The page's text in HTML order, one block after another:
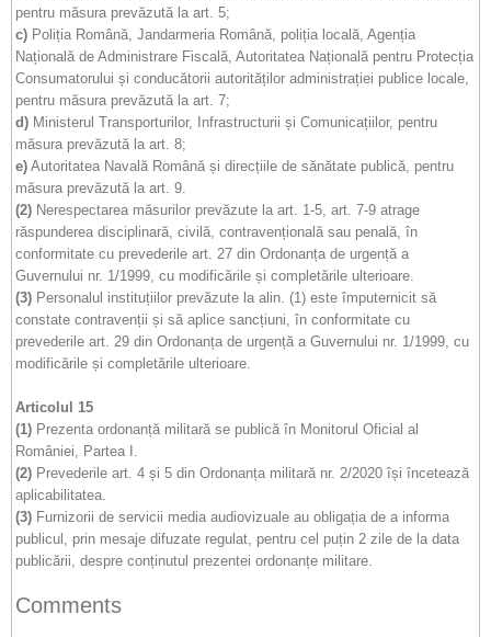
pentru măsura prevăzută la art. 5;
c) Poliția Română, Jandarmeria Română, poliția locală, Agenția
Națională de Administrare Fiscală, Autoritatea Națională pentru Protecția
Consumatorului și conducătorii autorităților administrației publice locale,
pentru măsura prevăzută la art. 7;
d) Ministerul Transporturilor, Infrastructurii și Comunicațiilor, pentru
măsura prevăzută la art. 8;
e) Autoritatea Navală Română și direcțiile de sănătate publică, pentru
măsura prevăzută la art. 9.
(2) Nerespectarea măsurilor prevăzute la art. 1-5, art. 7-9 atrage
răspunderea disciplinară, civilă, contravențională sau penală, în
conformitate cu prevederile art. 27 din Ordonanța de urgență a
Guvernului nr. 1/1999, cu modificările și completările ulterioare.
(3) Personalul instituțiilor prevăzute la alin. (1) este împuternicit să
constate contravenții și să aplice sancțiuni, în conformitate cu
prevederile art. 29 din Ordonanța de urgență a Guvernului nr. 1/1999, cu
modificările și completările ulterioare.
Articolul 15
(1) Prezenta ordonanță militară se publică în Monitorul Oficial al
României, Partea I.
(2) Prevederile art. 4 și 5 din Ordonanța militară nr. 2/2020 își încetează
aplicabilitatea.
(3) Furnizorii de servicii media audiovizuale au obligația de a informa
publicul, prin mesaje difuzate regulat, pentru cel puțin 2 zile de la data
publicării, despre conținutul prezentei ordonanțe militare.
Comments